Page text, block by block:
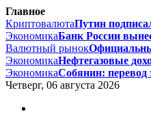
Главное
КриптовалютаПутин
ЭкономикаБанк России
Валютный рынок
ЭкономикаНефтегазовые
ЭкономикаСобянин: перевод
Четверг, 06 августа 2026